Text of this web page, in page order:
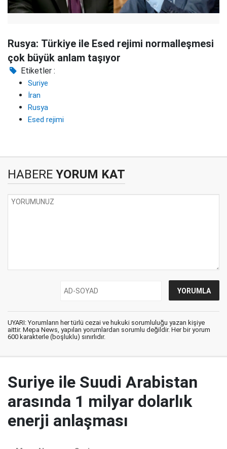
Rusya: Türkiye ile Esed rejimi normalleşmesi
çok büyük anlam taşıyor
Etiketler :
Suriye
İran
Rusya
Esed rejimi
HABERE YORUM KAT
UYARI: Yorumların her türlü cezai ve hukuki sorumluluğu yazan kişiye
aittir. Mepa News, yapılan yorumlardan sorumlu değildir. Her bir yorum
600 karakterle (boşluklu) sınırlıdır.
Suriye ile Suudi Arabistan
arasında 1 milyar dolarlık
enerji anlaşması